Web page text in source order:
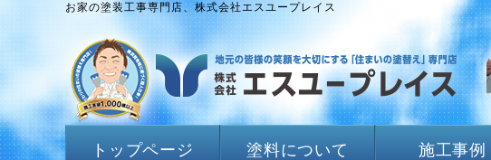
お家の塗装工事専門店、株式会社エスユープレイス
トップページ 塗料について 施工事例